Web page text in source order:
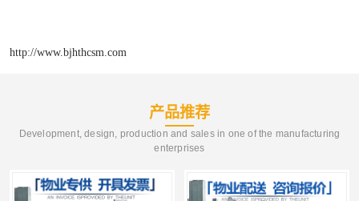
http://www.bjhthcsm.com
产品推荐
Development, design, production and sales in one of the manufacturing
enterprises